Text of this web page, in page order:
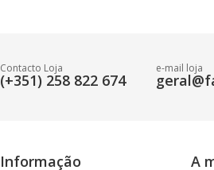
Contacto Loja
(+351) 258 822 674
e-mail loja
Informação A